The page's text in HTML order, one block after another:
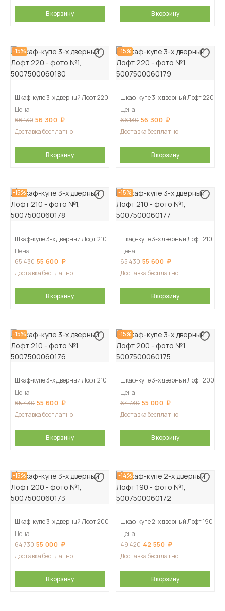
В корзину В корзину
-15%
Шкаф-купе 3-х дверный Лофт 220
Цена
66 130 56 300
Доставка бесплатно
В корзину
-15%
Шкаф-купе 3-х дверный Лофт 220
Цена
66 130 56 300
Доставка бесплатно
В корзину
-15%
Шкаф-купе 3-х дверный Лофт 210
Цена
65 430 55 600
Доставка бесплатно
В корзину
-15%
Шкаф-купе 3-х дверный Лофт 210
Цена
65 430 55 600
Доставка бесплатно
В корзину
-15%
Шкаф-купе 3-х дверный Лофт 210
Цена
65 430 55 600
Доставка бесплатно
В корзину
-15%
Шкаф-купе 3-х дверный Лофт 200
Цена
64 730 55 000
Доставка бесплатно
В корзину
-15%
Шкаф-купе 3-х дверный Лофт 200
Цена
64 730 55 000
Доставка бесплатно
В корзину
-14%
Шкаф-купе 2-х дверный Лофт 190
Цена
49 420 42 550
Доставка бесплатно
В корзину